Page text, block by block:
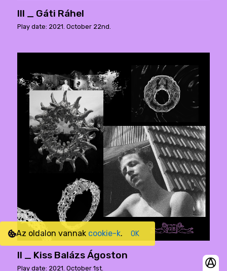
III _ Gáti Ráhel
Play date: 2021. October 22nd.
II _ Kiss Balázs Ágoston
Play date: 2021. October 1st.
Az oldalon vannak cookie-k. OK